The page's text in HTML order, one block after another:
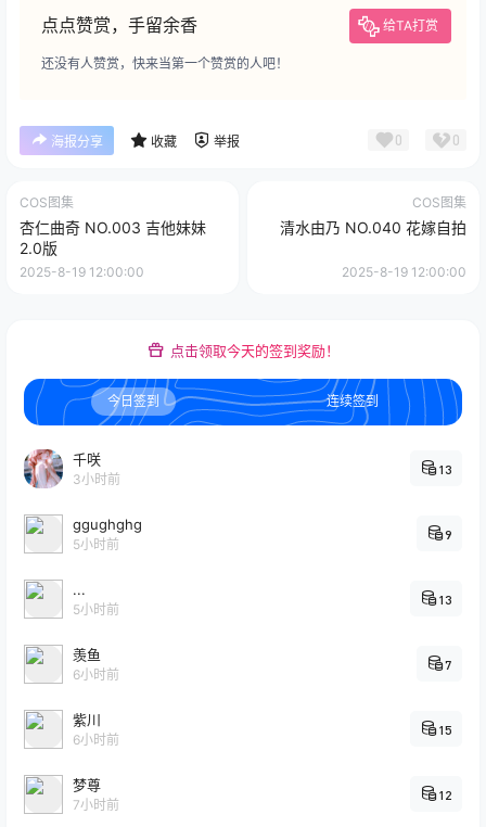
点点赞赏，手留余香 给TA打赏
还没有人赞赏，快来当第一个赞赏的人吧！
海报分享 收藏 举报 0 0
COS图集
杏仁曲奇 NO.003 吉他妹妹
2.0版
2025-8-19 12:00:00
COS图集
清水由乃 NO.040 花嫁自拍
2025-8-19 12:00:00
点击领取今天的签到奖励！
今日签到 连续签到
千咲
3小时前
13
ggughghg
5小时前
9
...
5小时前
13
羡鱼
6小时前
7
紫川
6小时前
15
梦尊
7小时前
12